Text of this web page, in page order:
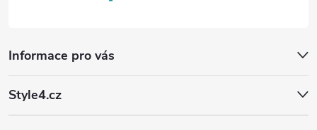
Informace pro vás
Style4.cz